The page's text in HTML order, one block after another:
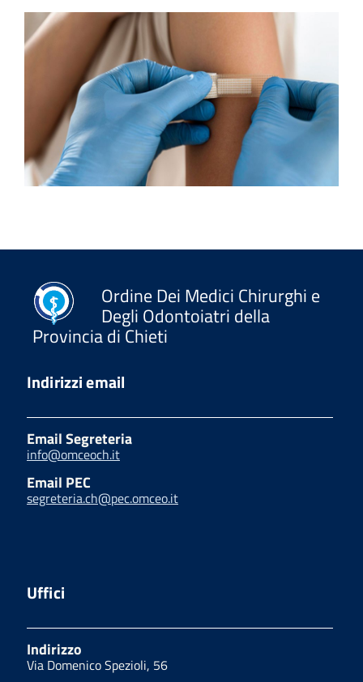
Ordine Dei Medici Chirurghi e
Degli Odontoiatri della
Provincia di Chieti
Indirizzi email
Email Segreteria
info@omceoch.it
Email PEC
segreteria.ch@pec.omceo.it
Uffici
Indirizzo
Via Domenico Spezioli, 56